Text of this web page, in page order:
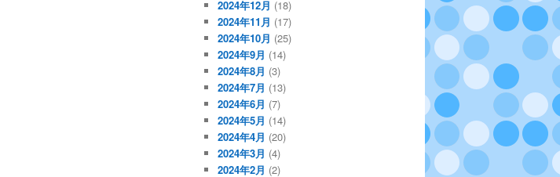
2024年12月 (18)
2024年11月 (17)
2024年10月 (25)
2024年9月 (14)
2024年8月 (3)
2024年7月 (13)
2024年6月 (7)
2024年5月 (14)
2024年4月 (20)
2024年3月 (4)
2024年2月 (2)